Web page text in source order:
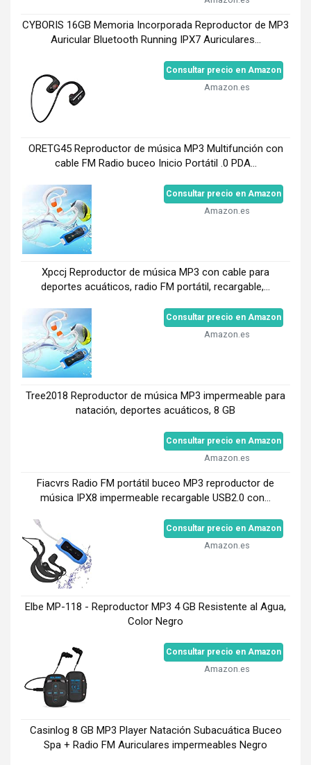
CYBORIS 16GB Memoria Incorporada Reproductor de MP3
Auricular Bluetooth Running IPX7 Auriculares...
Consultar precio en Amazon
Amazon.es
ORETG45 Reproductor de música MP3 Multifunción con
cable FM Radio buceo Inicio Portátil .0 PDA...
Consultar precio en Amazon
Amazon.es
Xpccj Reproductor de música MP3 con cable para
deportes acuáticos, radio FM portátil, recargable,...
Consultar precio en Amazon
Amazon.es
Tree2018 Reproductor de música MP3 impermeable para
natación, deportes acuáticos, 8 GB
Consultar precio en Amazon
Amazon.es
Fiacvrs Radio FM portátil buceo MP3 reproductor de
música IPX8 impermeable recargable USB2.0 con...
Consultar precio en Amazon
Amazon.es
Elbe MP-118 - Reproductor MP3 4 GB Resistente al Agua,
Color Negro
Consultar precio en Amazon
Amazon.es
Casinlog 8 GB MP3 Player Natación Subacuática Buceo
Spa + Radio FM Auriculares impermeables Negro